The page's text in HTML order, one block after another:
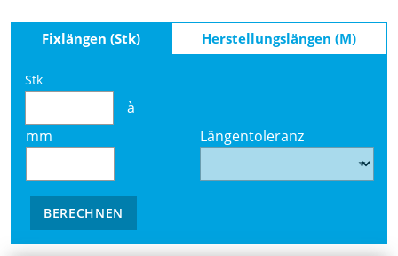
Fixlängen (Stk) Herstellungslängen (M)
Stk
à
mm
Längentoleranz
BERECHNEN